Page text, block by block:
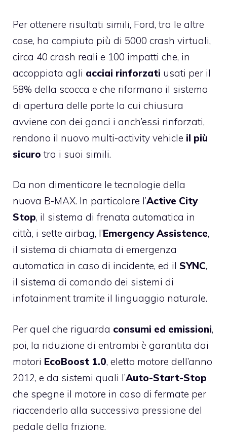
Per ottenere risultati simili, Ford, tra le altre
cose, ha compiuto più di 5000 crash virtuali,
circa 40 crash reali e 100 impatti che, in
accoppiata agli acciai rinforzati usati per il
58% della scocca e che riformano il sistema
di apertura delle porte la cui chiusura
avviene con dei ganci i anch’essi rinforzati,
rendono il nuovo multi-activity vehicle il più
sicuro tra i suoi simili.
Da non dimenticare le tecnologie della
nuova B-MAX. In particolare l’Active City
Stop, il sistema di frenata automatica in
città, i sette airbag, l’Emergency Assistence,
il sistema di chiamata di emergenza
automatica in caso di incidente, ed il SYNC,
il sistema di comando dei sistemi di
infotainment tramite il linguaggio naturale.
Per quel che riguarda consumi ed emissioni,
poi, la riduzione di entrambi è garantita dai
motori EcoBoost 1.0, eletto motore dell’anno
2012, e da sistemi quali l’Auto-Start-Stop
che spegne il motore in caso di fermate per
riaccenderlo alla successiva pressione del
pedale della frizione.